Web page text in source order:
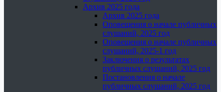
Архив 2025 года
Архив 2025 года
Оповещения о начале публичных
слушаний, 2025 год
Оповещения о начале публичных
слушаний, 2025-1 год
Заключения о результатах
публичных слушаний, 2025 год
Постановления о начале
публичных слушаний, 2025 год